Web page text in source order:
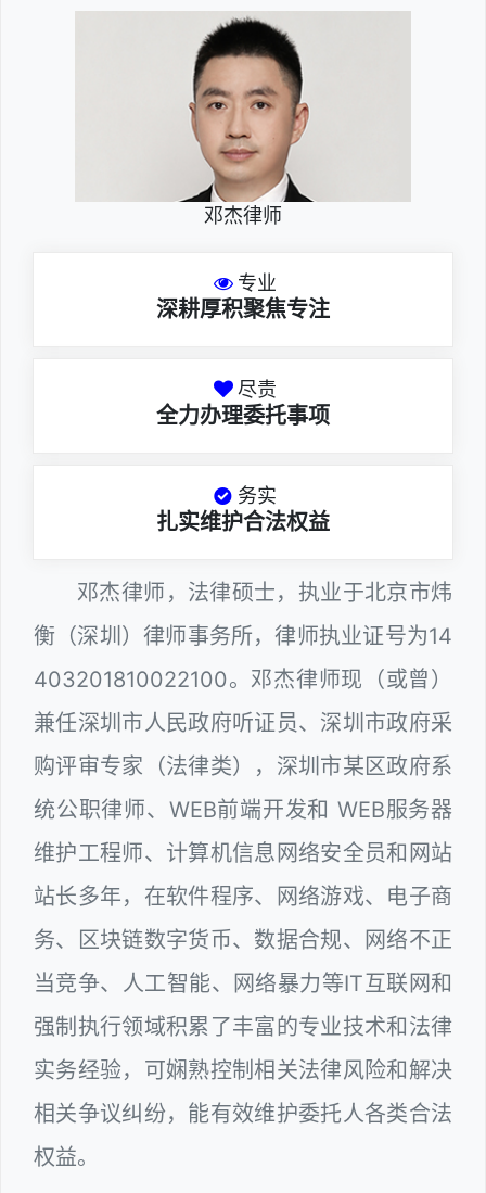
邓杰律师
专业
深耕厚积聚焦专注
尽责
全力办理委托事项
务实
扎实维护合法权益
邓杰律师，法律硕士，执业于北京市炜
衡（深圳）律师事务所，律师执业证号为14
403201810022100。邓杰律师现（或曾）
兼任深圳市人民政府听证员、深圳市政府采
购评审专家（法律类），深圳市某区政府系
统公职律师、WEB前端开发和 WEB服务器
维护工程师、计算机信息网络安全员和网站
站长多年，在软件程序、网络游戏、电子商
务、区块链数字货币、数据合规、网络不正
当竞争、人工智能、网络暴力等IT互联网和
强制执行领域积累了丰富的专业技术和法律
实务经验，可娴熟控制相关法律风险和解决
相关争议纠纷，能有效维护委托人各类合法
权益。